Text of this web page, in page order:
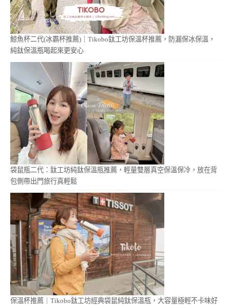
鯨魚杯二代(冰霸杯推薦)｜Tikobo鈦工坊保溫杯推薦，防漏保冰保溫，
純鈦保溫瓶喝起來更安心
袋鼠瓶二代：鈦工坊純鈦保溫瓶推薦，輕量雙層真空保溫保冷，放在背
包側帶出門旅行真輕鬆
保溫杯推薦｜Tikobo鈦工坊經典袋鼠純鈦保溫瓶，大容量極輕不卡味好